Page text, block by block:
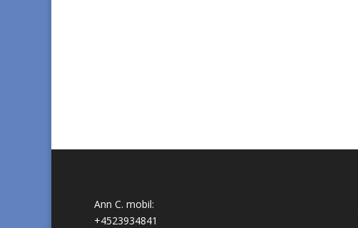
Ann C. mobil:
+4523934841